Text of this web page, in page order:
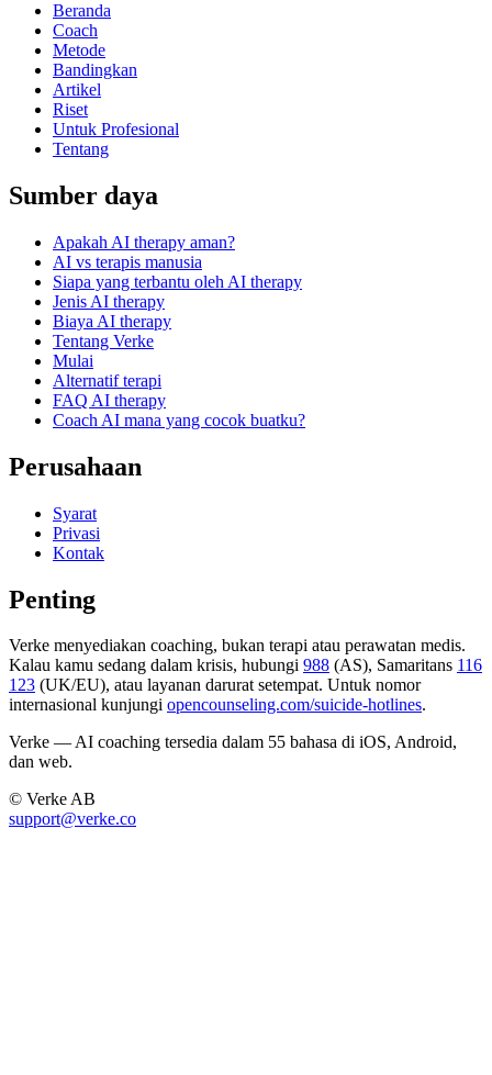
Beranda
Coach
Metode
Bandingkan
Artikel
Riset
Untuk Profesional
Tentang
Sumber daya
Apakah AI therapy aman?
AI vs terapis manusia
Siapa yang terbantu oleh AI therapy
Jenis AI therapy
Biaya AI therapy
Tentang Verke
Mulai
Alternatif terapi
FAQ AI therapy
Coach AI mana yang cocok buatku?
Perusahaan
Syarat
Privasi
Kontak
Penting
Verke menyediakan coaching, bukan terapi atau perawatan medis.
Kalau kamu sedang dalam krisis, hubungi 988 (AS), Samaritans 116
123 (UK/EU), atau layanan darurat setempat. Untuk nomor
internasional kunjungi opencounseling.com/suicide-hotlines.
Verke — AI coaching tersedia dalam 55 bahasa di iOS, Android,
dan web.
© Verke AB
support@verke.co